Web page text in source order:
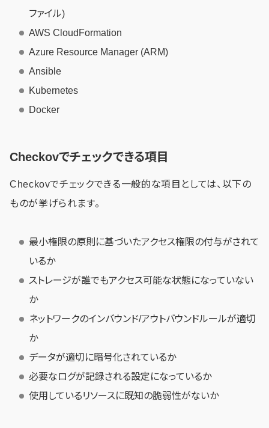
ファイル)
AWS CloudFormation
Azure Resource Manager (ARM)
Ansible
Kubernetes
Docker
Checkovでチェックできる項目
Checkovでチェックできる一般的な項目としては、以下の
ものが挙げられます。
最小権限の原則に基づいたアクセス権限の付与がされて
いるか
ストレージが誰でもアクセス可能な状態になっていない
か
ネットワークのインバウンド/アウトバウンドルールが適切
か
データが適切に暗号化されているか
必要なログが記録される設定になっているか
使用しているリソースに既知の脆弱性がないか